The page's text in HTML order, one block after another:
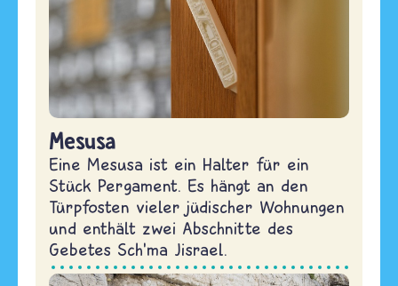
Mesusa
Eine Mesusa ist ein Halter für ein
Stück Pergament. Es hängt an den
Türpfosten vieler jüdischer Wohnungen
und enthält zwei Abschnitte des
Gebetes Sch’ma Jisrael.